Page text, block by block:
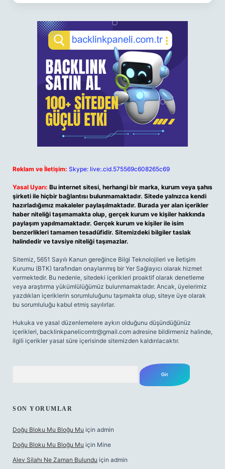
Reklam ve İletişim: Skype: live:.cid.575569c608265c69
Yasal Uyarı: Bu internet sitesi, herhangi bir marka, kurum veya şahıs
şirketi ile hiçbir bağlantısı bulunmamaktadır. Sitede yalnızca kendi
hazırladığımız makaleler paylaşılmaktadır. Burada yer alan içerikler
haber niteliği taşımamakta olup, gerçek kurum ve kişiler hakkında
paylaşım yapılmamaktadır. Gerçek kurum ve kişiler ile isim
benzerlikleri tamamen tesadüfidir. Sitemizdeki bilgiler taslak
halindedir ve tavsiye niteliği taşımazlar.
Sitemiz, 5651 Sayılı Kanun gereğince Bilgi Teknolojileri ve İletişim
Kurumu (BTK) tarafından onaylanmış bir Yer Sağlayıcı olarak hizmet
vermektedir. Bu nedenle, sitedeki içerikleri proaktif olarak denetleme
veya araştırma yükümlülüğümüz bulunmamaktadır. Ancak, üyelerimiz
yazdıkları içeriklerin sorumluluğunu taşımakta olup, siteye üye olarak
bu sorumluluğu kabul etmiş sayılırlar.
Hukuka ve yasal düzenlemelere aykırı olduğunu düşündüğünüz
içerikleri, backlinkpanelicomtr@gmail.com adresine bildirmeniz halinde,
ilgili içerikler yasal süre içerisinde sitemizden kaldırılacaktır.
SON YORUMLAR
Doğu Bloku Mu Bloğu Mu için admin
Doğu Bloku Mu Bloğu Mu için Mine
Alev Silahı Ne Zaman Bulundu için admin